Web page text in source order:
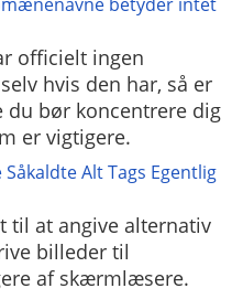
officielt ingen
hvis den har, så er
du bør koncentrere dig
er vigtigere.
Alt Tags Egentlig
til at angive alternativ
billeder til
af skærmlæsere.